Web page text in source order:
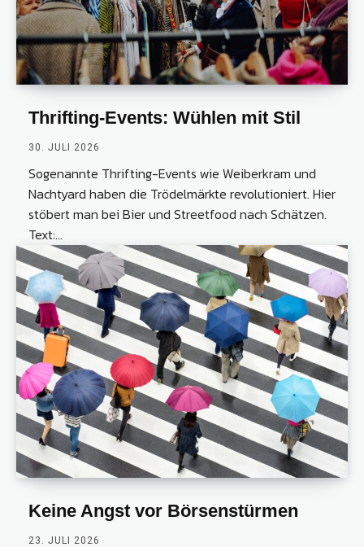
Thrifting-Events: Wühlen mit Stil
30. JULI 2026
Sogenannte Thrifting-Events wie Weiberkram und
Nachtyard haben die Trödelmärkte revolutioniert. Hier
stöbert man bei Bier und Streetfood nach Schätzen.
Text:...
Keine Angst vor Börsenstürmen
23. JULI 2026